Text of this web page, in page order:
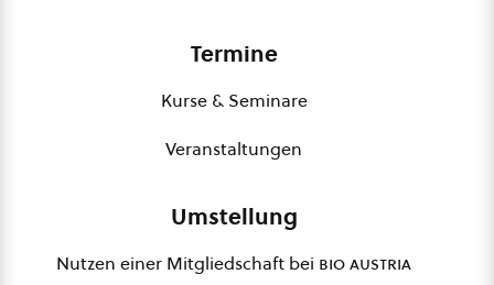
Termine
Kurse & Seminare
Veranstaltungen
Umstellung
Nutzen einer Mitgliedschaft bei bio austria